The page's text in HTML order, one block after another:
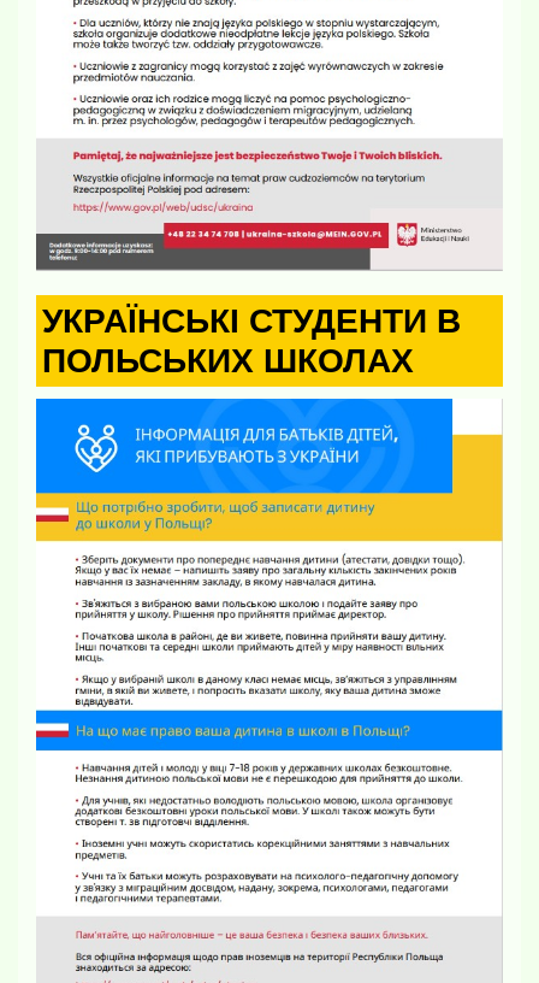
УКРАЇНСЬКІ СТУДЕНТИ В
ПОЛЬСЬКИХ ШКОЛАХ